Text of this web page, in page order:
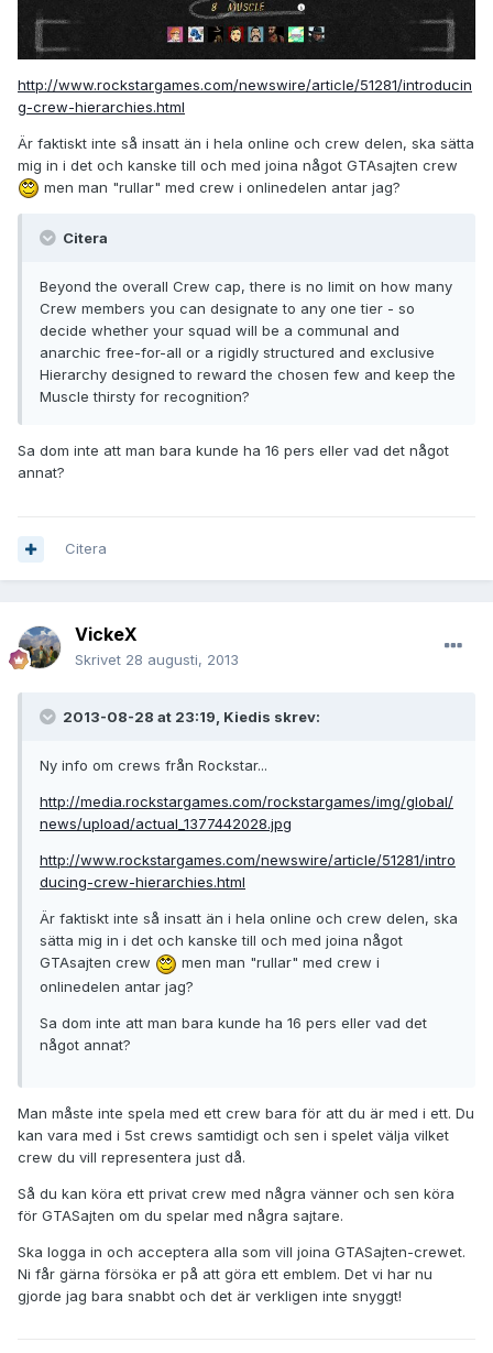
http://www.rockstargames.com/newswire/article/51281/introducin
g-crew-hierarchies.html
Är faktiskt inte så insatt än i hela online och crew delen, ska sätta
mig in i det och kanske till och med joina något GTAsajten crew
men man "rullar" med crew i onlinedelen antar jag?
Citera
Beyond the overall Crew cap, there is no limit on how many
Crew members you can designate to any one tier - so
decide whether your squad will be a communal and
anarchic free-for-all or a rigidly structured and exclusive
Hierarchy designed to reward the chosen few and keep the
Muscle thirsty for recognition?
Sa dom inte att man bara kunde ha 16 pers eller vad det något
annat?
Citera
VickeX
Skrivet 28 augusti, 2013
2013-08-28 at 23:19, Kiedis skrev:
Ny info om crews från Rockstar...
http://media.rockstargames.com/rockstargames/img/global/
news/upload/actual_1377442028.jpg
http://www.rockstargames.com/newswire/article/51281/intro
ducing-crew-hierarchies.html
Är faktiskt inte så insatt än i hela online och crew delen, ska
sätta mig in i det och kanske till och med joina något
GTAsajten crew
men man "rullar" med crew i
onlinedelen antar jag?
Sa dom inte att man bara kunde ha 16 pers eller vad det
något annat?
Man måste inte spela med ett crew bara för att du är med i ett. Du
kan vara med i 5st crews samtidigt och sen i spelet välja vilket
crew du vill representera just då.
Så du kan köra ett privat crew med några vänner och sen köra
för GTASajten om du spelar med några sajtare.
Ska logga in och acceptera alla som vill joina GTASajten-crewet.
Ni får gärna försöka er på att göra ett emblem. Det vi har nu
gjorde jag bara snabbt och det är verkligen inte snyggt!